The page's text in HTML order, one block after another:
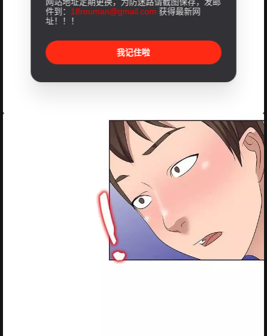
件到： 18rouman@gmail.com 获得最新网
址！！！
我记住啦